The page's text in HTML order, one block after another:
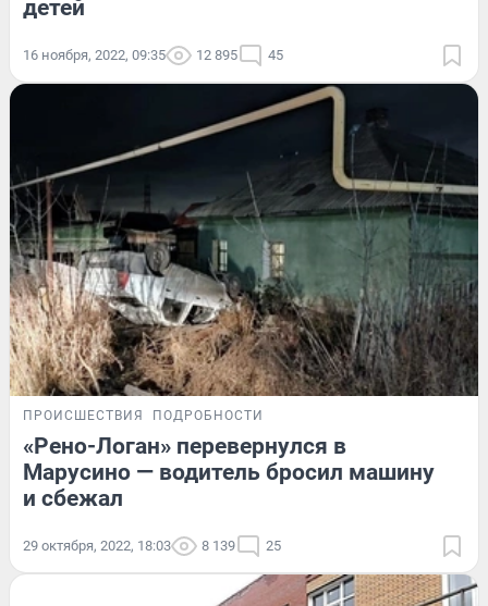
детей
16 ноября, 2022, 09:35 12 895 45
ПРОИСШЕСТВИЯ ПОДРОБНОСТИ
«Рено-Логан» перевернулся в
Марусино — водитель бросил машину
и сбежал
29 октября, 2022, 18:03 8 139 25